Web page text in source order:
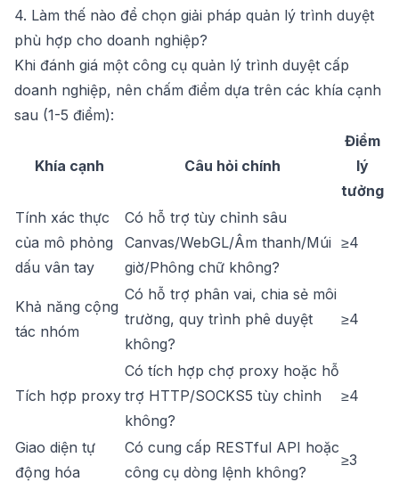
4. Làm thế nào để chọn giải pháp quản lý trình duyệt
phù hợp cho doanh nghiệp?
Khi đánh giá một công cụ quản lý trình duyệt cấp
doanh nghiệp, nên chấm điểm dựa trên các khía cạnh
sau (1-5 điểm):
Khía cạnh Câu hỏi chính
Điểm
lý
tưởng
Tính xác thực
của mô phỏng
dấu vân tay
Có hỗ trợ tùy chỉnh sâu
Canvas/WebGL/Âm thanh/Múi
giờ/Phông chữ không?
≥4
Khả năng cộng
tác nhóm
Có hỗ trợ phân vai, chia sẻ môi
trường, quy trình phê duyệt
không?
≥4
Tích hợp proxy
Có tích hợp chợ proxy hoặc hỗ
trợ HTTP/SOCKS5 tùy chỉnh
không?
≥4
Giao diện tự
động hóa
Có cung cấp RESTful API hoặc
công cụ dòng lệnh không?
≥3